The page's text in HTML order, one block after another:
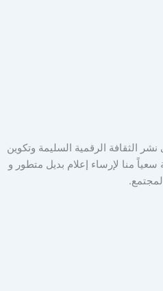
الثقافة الرقمية السليمة وتكوين
منا لإرساء إعلام بديل متطور و